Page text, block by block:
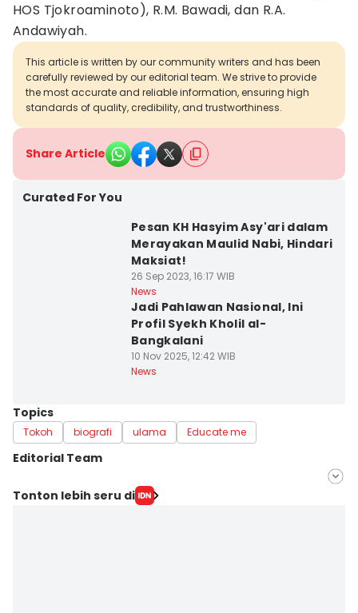
HOS Tjokroaminoto), R.M. Bawadi, dan R.A.
Andawiyah.
This article is written by our community writers and has been
carefully reviewed by our editorial team. We strive to provide
the most accurate and reliable information, ensuring high
standards of quality, credibility, and trustworthiness.
Share Article
Curated For You
Pesan KH Hasyim Asy'ari dalam
Merayakan Maulid Nabi, Hindari
Maksiat!
26 Sep 2023, 16:17 WIB
News
Jadi Pahlawan Nasional, Ini
Profil Syekh Kholil al-
Bangkalani
10 Nov 2025, 12:42 WIB
News
Topics
Tokoh biografi ulama Educate me
Editorial Team
Editor
Tonton lebih seru di